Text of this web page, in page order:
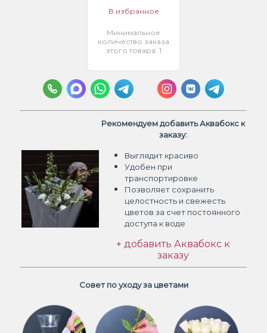
В избранное
Минимальное
количество заказа
этого товара: 1
Рекомендуем добавить Аквабокс к
заказу:
Выглядит красиво
Удобен при
транспортировке
Позволяет сохранить
целостность и свежесть
цветов за счет постоянного
доступа к воде
+ добавить Аквабокс к
заказу
Совет по уходу за цветами